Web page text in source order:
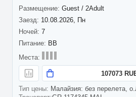
10.08.2026, Пн
7
Guest / 2Adult
BB
107073
Малайзия: без перелета,